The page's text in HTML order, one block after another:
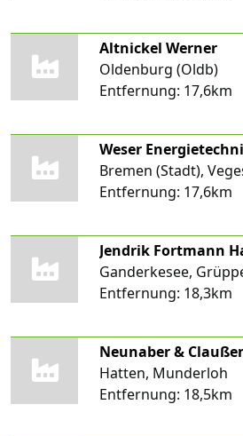
Altnickel Werner
Oldenburg (Oldb)
Entfernung: 17,6km
Weser
Bremen (Stadt),
Entfernung: 17,6km
Jendrik Fortmann
Ganderkesee,
Entfernung: 18,3km
Neunaber &
Hatten, Munderloh
Entfernung: 18,5km